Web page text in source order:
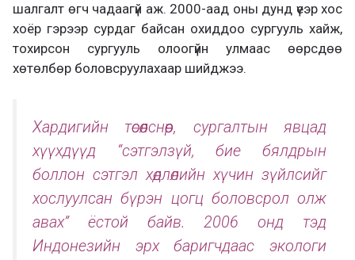
шалгалт өгч чадаагүй аж. 2000-аад оны дунд үеэр хос
хоёр гэрээр сурдаг байсан охиддоо сургууль хайж,
тохирсон сургууль олоогүйн улмаас өөрсдөө
хөтөлбөр боловсруулахаар шийджээ.
Хардигийн төсөөлснөөр, сургалтын явцад
хүүхдүүд “сэтгэлзүй, бие бялдрын
боллон сэтгэл хөдлөлийн хүчин зүйлсийг
хослуулсан бүрэн цогц боловсрол олж
авах” ёстой байв. 2006 онд тэд
Индонезийн эрх баригчдаас экологи